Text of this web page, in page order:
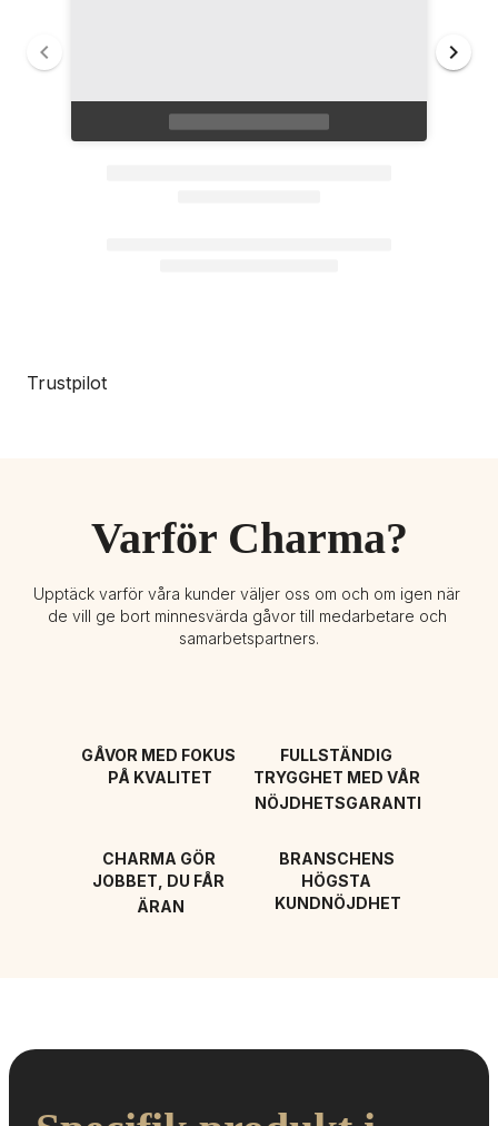
Trustpilot
Varför Charma?
Upptäck varför våra kunder väljer oss om och om igen när
de vill ge bort minnesvärda gåvor till medarbetare och
samarbetspartners.
GÅVOR MED FOKUS
PÅ KVALITET
FULLSTÄNDIG
TRYGGHET MED VÅR
NÖJDHETSGARANTI
CHARMA GÖR
JOBBET, DU FÅR
ÄRAN
BRANSCHENS
HÖGSTA
KUNDNÖJDHET